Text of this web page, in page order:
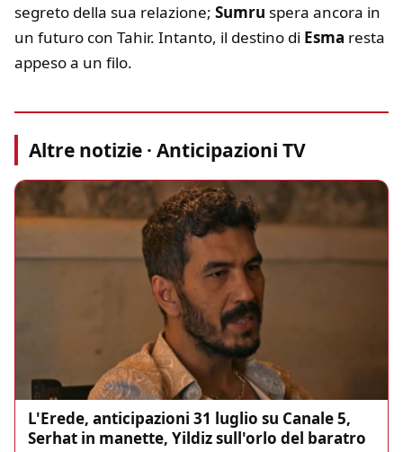
segreto della sua relazione; Sumru spera ancora in
un futuro con Tahir. Intanto, il destino di Esma resta
appeso a un filo.
Altre notizie · Anticipazioni TV
L'Erede, anticipazioni 31 luglio su Canale 5,
Serhat in manette, Yildiz sull'orlo del baratro